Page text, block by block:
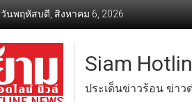
วันพฤหัสบดี, สิงหาคม 6, 2026
Siam
ประเด็นข่าวร้อน ข่าว